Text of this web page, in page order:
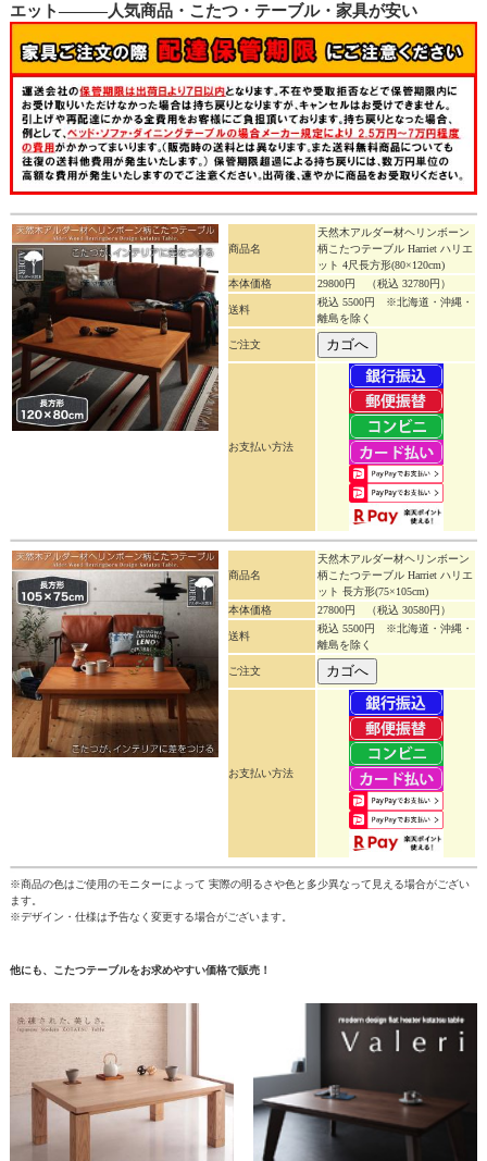
エット―――人気商品・こたつ・テーブル・家具が安い
商品名
天然木アルダー材ヘリンボーン
柄こたつテーブル Harriet ハリエ
ット 4尺長方形(80×120cm)
本体価格
29800円 （税込 32780円）
送料
税込 5500円 ※北海道・沖縄・
離島を除く
ご注文
お支払い方法
商品名
天然木アルダー材ヘリンボーン
柄こたつテーブル Harriet ハリエ
ット 長方形(75×105cm)
本体価格
27800円 （税込 30580円）
送料
税込 5500円 ※北海道・沖縄・
離島を除く
ご注文
お支払い方法
※商品の色はご使用のモニターによって 実際の明るさや色と多少異なって見える場合がござい
ます。
※デザイン・仕様は予告なく変更する場合がございます。
他にも、こたつテーブルをお求めやすい価格で販売！